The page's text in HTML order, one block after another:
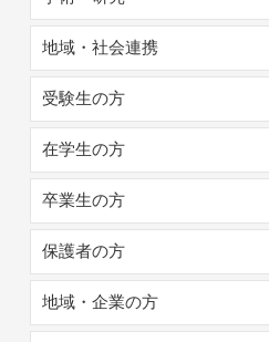
地域・社会連携
受験生の方
在学生の方
卒業生の方
保護者の方
地域・企業の方